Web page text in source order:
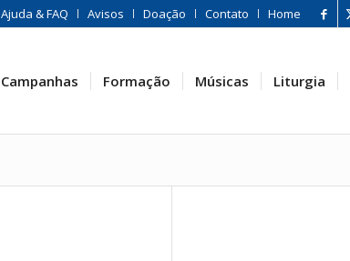
Ajuda & FAQ Avisos Doação Contato Home
Campanhas Formação Músicas Liturgia